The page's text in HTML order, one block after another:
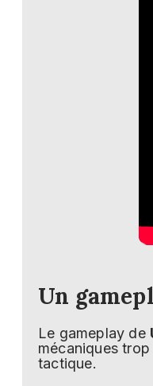
Un
Le gameplay de
mécaniques
tactique.